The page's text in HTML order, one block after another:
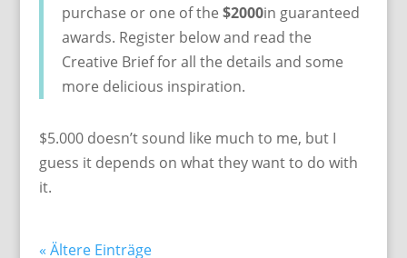
purchase or one of the $2000in guaranteed
awards. Register below and read the
Creative Brief for all the details and some
more delicious inspiration.
$5.000 doesn’t sound like much to me, but I
guess it depends on what they want to do with
it.
« Ältere Einträge